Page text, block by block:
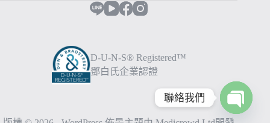
D-U-N-S® Registered™
鄧白氏企業認證
聯絡我們